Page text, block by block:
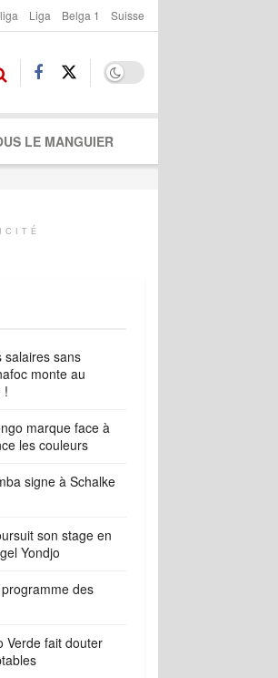
Liga Belga 1 Suisse
LE MANGUIER
salaires sans
monte au
!
marque face à
les couleurs
signe à Schalke
son stage en
Yondjo
des
Verde fait douter